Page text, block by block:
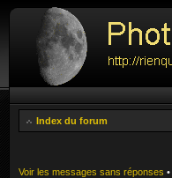
Index du forum
Voir les messages sans réponses •